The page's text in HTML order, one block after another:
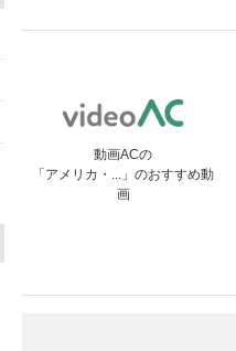
動画ACの
「アメリカ・...」のおすすめ動
画